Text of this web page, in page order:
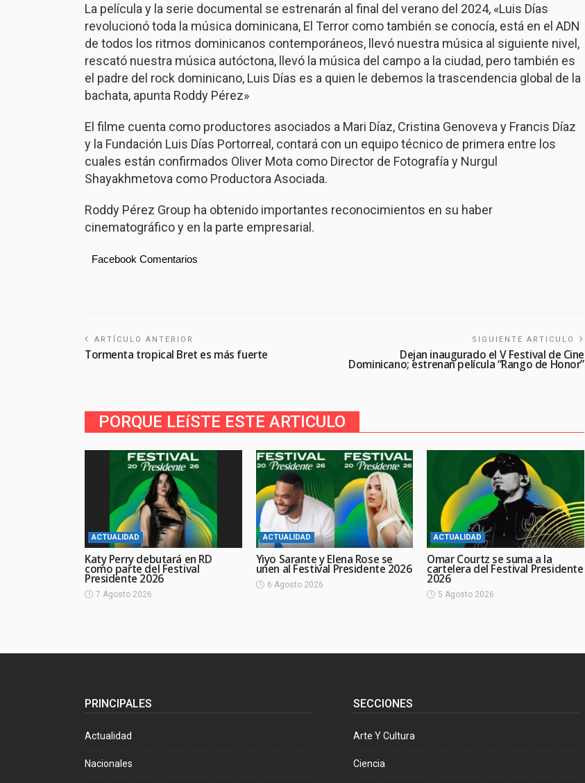
La película y la serie documental se estrenarán al final del verano del 2024, «Luis Días
revolucionó toda la música dominicana, El Terror como también se conocía, está en el ADN
de todos los ritmos dominicanos contemporáneos, llevó nuestra música al siguiente nivel,
rescató nuestra música autóctona, llevó la música del campo a la ciudad, pero también es
el padre del rock dominicano, Luis Días es a quien le debemos la trascendencia global de la
bachata, apunta Roddy Pérez»
El filme cuenta como productores asociados a Mari Díaz, Cristina Genoveva y Francis Díaz
y la Fundación Luis Días Portorreal, contará con un equipo técnico de primera entre los
cuales están confirmados Oliver Mota como Director de Fotografía y Nurgul
Shayakhmetova como Productora Asociada.
Roddy Pérez Group ha obtenido importantes reconocimientos en su haber
cinematográfico y en la parte empresarial.
Facebook Comentarios
ARTÍCULO ANTERIOR
Tormenta tropical Bret es más fuerte
SIGUIENTE ARTICULO
Dejan inaugurado el V Festival de Cine
Dominicano; estrenan película “Rango de Honor”
PORQUE LEíSTE ESTE ARTICULO
ACTUALIDAD
Katy Perry debutará en RD
como parte del Festival
Presidente 2026
7 Agosto 2026
ACTUALIDAD
Yiyo Sarante y Elena Rose se
unen al Festival Presidente 2026
6 Agosto 2026
ACTUALIDAD
Omar Courtz se suma a la
cartelera del Festival Presidente
2026
5 Agosto 2026
PRINCIPALES
Actualidad
Nacionales
SECCIONES
Arte Y Cultura
Ciencia